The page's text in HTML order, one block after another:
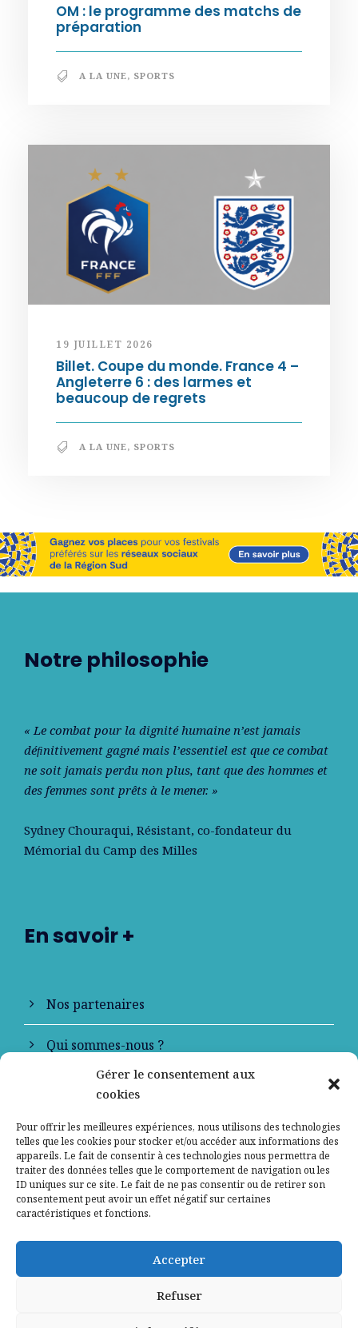
Gérer le consentement aux
cookies
Pour offrir les meilleures expériences, nous utilisons des technologies
telles que les cookies pour stocker et/ou accéder aux informations des
appareils. Le fait de consentir à ces technologies nous permettra de
traiter des données telles que le comportement de navigation ou les
ID uniques sur ce site. Le fait de ne pas consentir ou de retirer son
consentement peut avoir un effet négatif sur certaines
caractéristiques et fonctions.
Accepter
Refuser
OM : le programme des matchs de
préparation
A LA UNE, SPORTS
19 JUILLET 2026
Billet. Coupe du monde. France 4 –
Angleterre 6 : des larmes et
beaucoup de regrets
A LA UNE, SPORTS
Notre philosophie
« Le combat pour la dignité humaine n’est jamais
déﬁnitivement gagné mais l’essentiel est que ce combat
ne soit jamais perdu non plus, tant que des hommes et
des femmes sont prêts à le mener. »
Sydney Chouraqui, Résistant, co-fondateur du
Mémorial du Camp des Milles
En savoir +
Nos partenaires
Qui sommes-nous ?
Contactez-nous
Mentions légales
Politique de confidentialité